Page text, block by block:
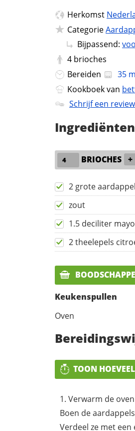
Herkomst
Categorie
Bijpassend:
4 brioches
Bereiden
35
Kookboek van
Schrijf een review
Ingrediënten
BRIOCHES +
2 grote
zout
1.5 deciliter
2 theelepels
Keukenspullen
Oven
TOON
Verwarm de
Boen de
Verdeel ze met